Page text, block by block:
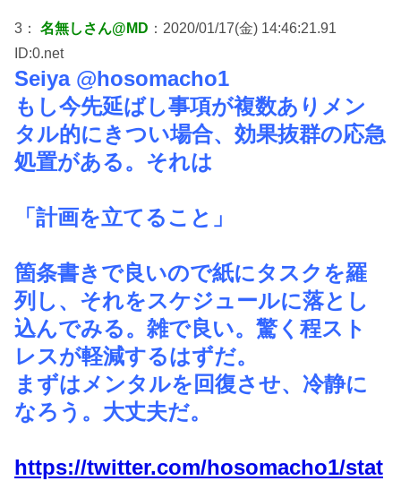
3： 名無しさん@MD ：2020/01/17(金) 14:46:21.91
ID:0.net
Seiya @hosomacho1
もし今先延ばし事項が複数ありメン
タル的にきつい場合、効果抜群の応急
処置がある。それは
「計画を立てること」
箇条書きで良いので紙にタスクを羅
列し、それをスケジュールに落とし
込んでみる。雑で良い。驚く程スト
レスが軽減するはずだ。
まずはメンタルを回復させ、冷静に
なろう。大丈夫だ。
https://twitter.com/hosomacho1/stat